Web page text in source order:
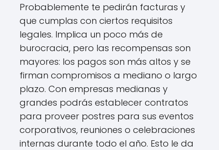
Probablemente te pedirán facturas y
que cumplas con ciertos requisitos
legales. Implica un poco más de
burocracia, pero las recompensas son
mayores: los pagos son más altos y se
firman compromisos a mediano o largo
plazo. Con empresas medianas y
grandes podrás establecer contratos
para proveer postres para sus eventos
corporativos, reuniones o celebraciones
internas durante todo el año. Esto le da